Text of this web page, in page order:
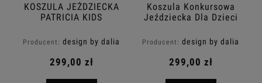
KOSZULA JEŻDZIECKA
PATRICIA KIDS
Producent: design by dalia
299,00 zł
Koszula Konkursowa
Jeździecka Dla Dzieci
Design By Dalia
Producent: design by dalia
299,00 zł